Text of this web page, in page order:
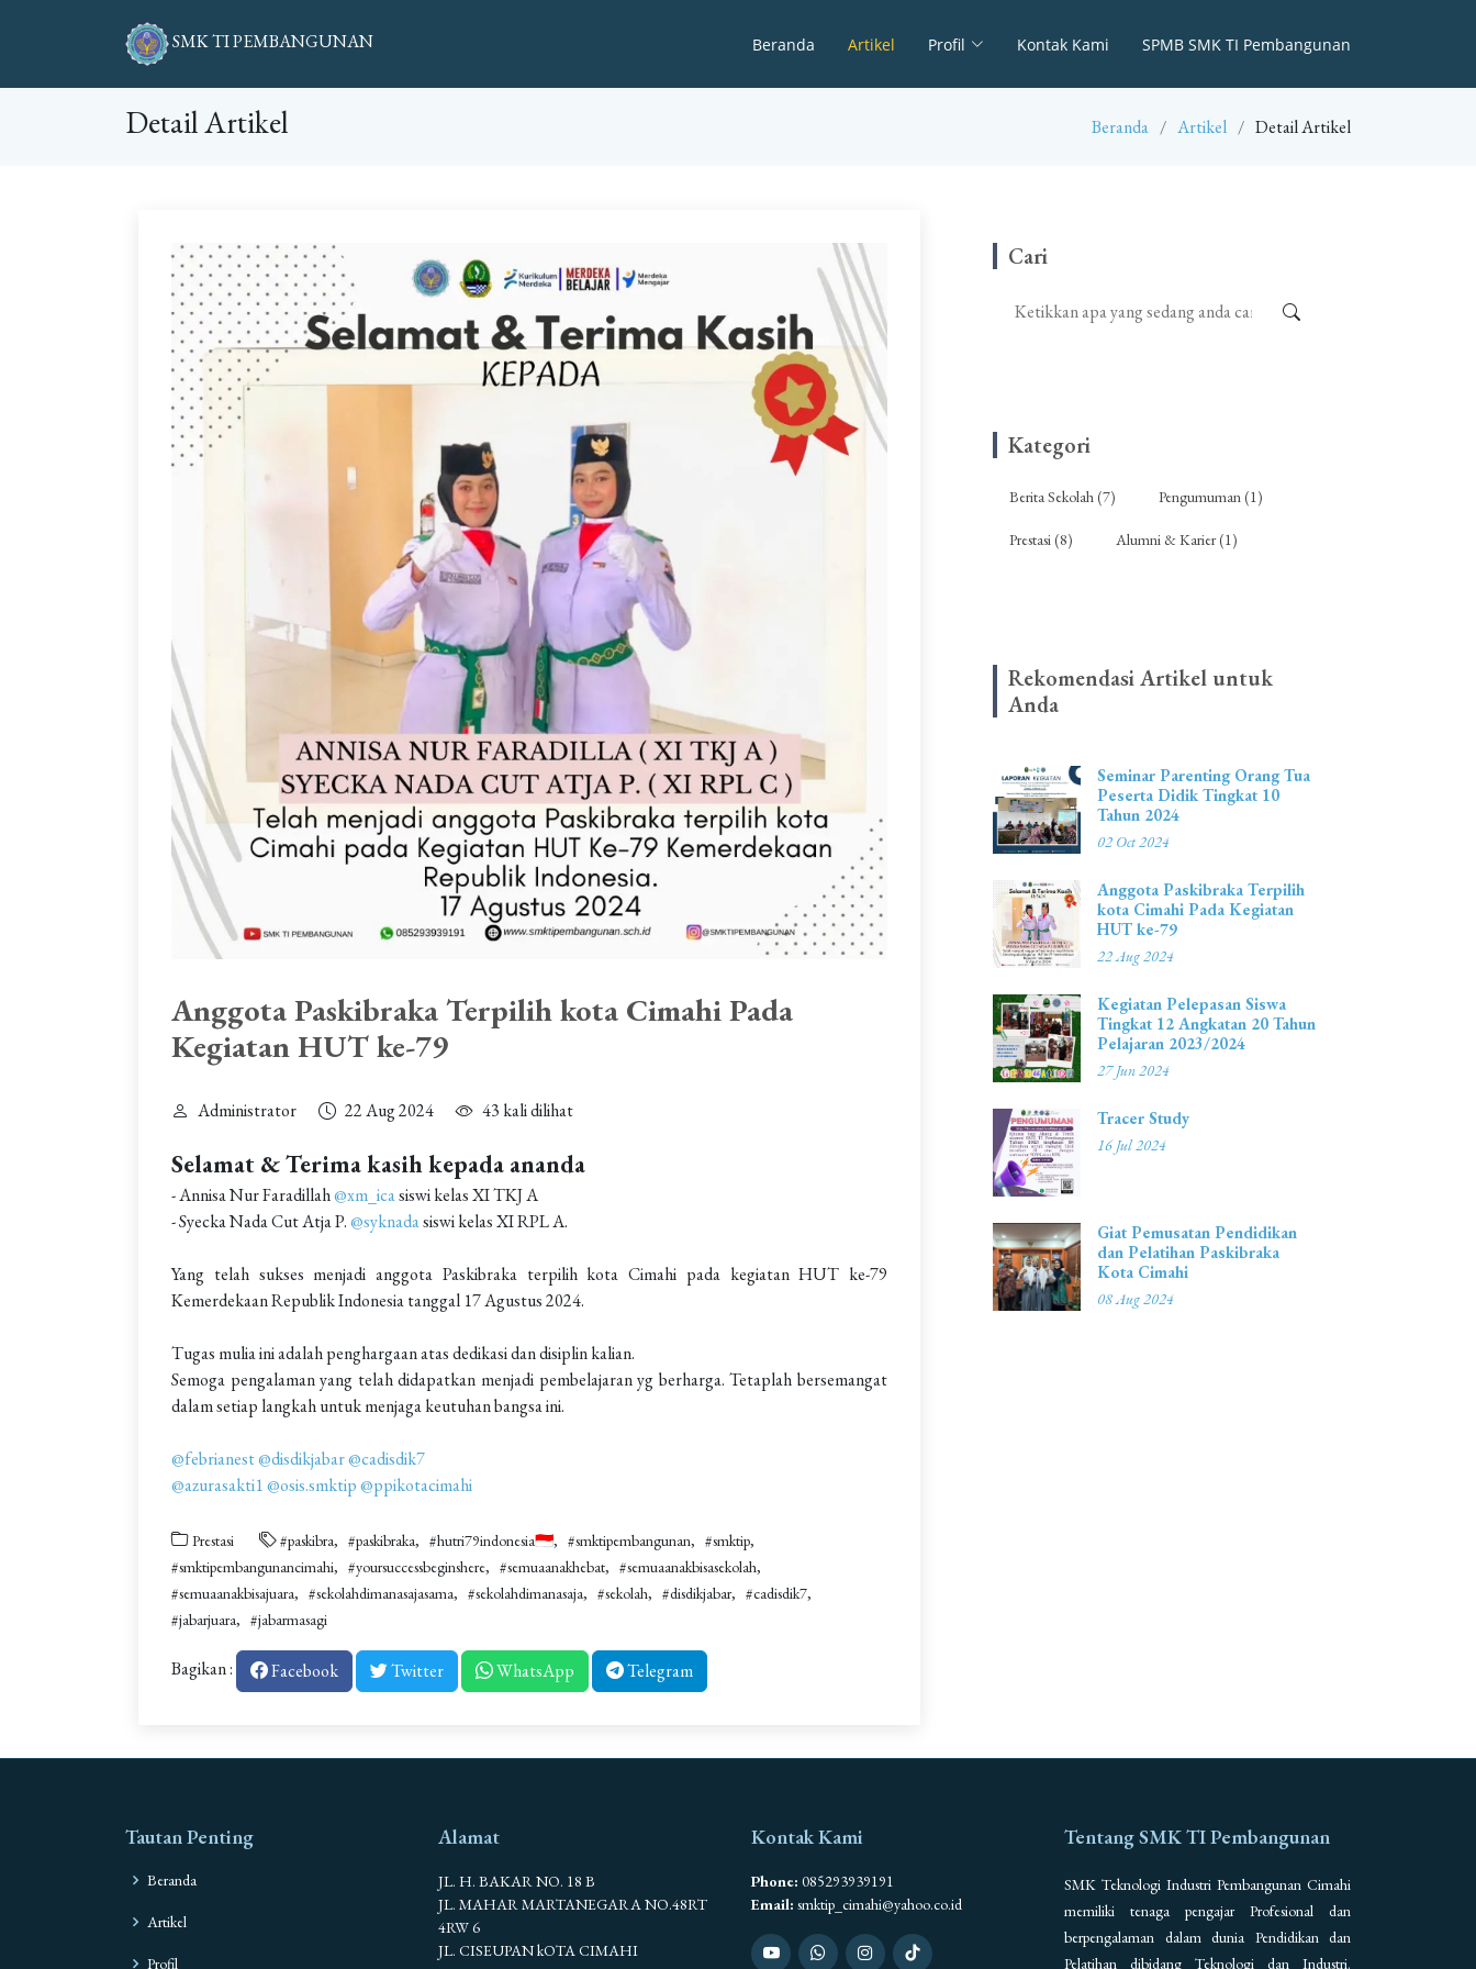
SMK TI PEMBANGUNAN Beranda Artikel Profil Kontak Kami SPMB SMK TI Pembangunan
Detail Artikel Beranda Artikel Detail Artikel
Anggota Paskibraka Terpilih kota Cimahi Pada
Kegiatan HUT ke-79
Administrator 22 Aug 2024 43 kali dilihat
Selamat & Terima kasih kepada ananda
- Annisa Nur Faradillah@xm_icasiswi kelas XI TKJ A
- Syecka Nada Cut Atja P.@syknadasiswi kelas XI RPL A.
Yang telah sukses menjadi anggota Paskibraka terpilih kota Cimahi pada kegiatan HUT ke-79
Kemerdekaan Republik Indonesia tanggal 17 Agustus 2024.
Tugas mulia ini adalah penghargaan atas dedikasi dan disiplin kalian.
Semoga pengalaman yang telah didapatkan menjadi pembelajaran yg berharga. Tetaplah bersemangat
dalam setiap langkah untuk menjaga keutuhan bangsa ini.
@febrianest@disdikjabar@cadisdik7
@azurasakti1@osis.smktip@ppikotacimahi
Prestasi #paskibra #paskibraka #hutri79indonesia🇮🇩 #smktipembangunan
#smktip
#smktipembangunancimahi
#yoursuccessbeginshere #semuaanakhebat
#semuaanakbisasekolah
#semuaanakbisajuara
#sekolahdimanasajasama #sekolahdimanasaja #sekolah #disdikjabar
#cadisdik7
#jabarjuara
#jabarmasagi
Bagikan : Facebook Twitter WhatsApp Telegram
Cari
Kategori
Berita Sekolah (7) Pengumuman (1)
Prestasi (8) Alumni & Karier (1)
Rekomendasi Artikel untuk
Anda
Seminar Parenting Orang Tua
Peserta Didik Tingkat 10
Tahun 2024
02 Oct 2024
Anggota Paskibraka Terpilih
kota Cimahi Pada Kegiatan
HUT ke-79
22 Aug 2024
Kegiatan Pelepasan Siswa
Tingkat 12 Angkatan 20 Tahun
Pelajaran 2023/2024
27 Jun 2024
Tracer Study
16 Jul 2024
Giat Pemusatan Pendidikan
dan Pelatihan Paskibraka
Kota Cimahi
08 Aug 2024
Tautan Penting
Beranda
Artikel
Profil
Alamat
JL. H. BAKAR NO. 18 B
JL. MAHAR MARTANEGARA NO.48RT
4RW 6
JL. CISEUPAN kOTA CIMAHI
Kontak Kami
Phone: 085293939191
Email: smktip_cimahi@yahoo.co.id
Tentang SMK TI Pembangunan
SMK Teknologi Industri Pembangunan Cimahi
memiliki tenaga pengajar Profesional dan
berpengalaman dalam dunia Pendidikan dan
Pelatihan dibidang Teknologi dan Industri.